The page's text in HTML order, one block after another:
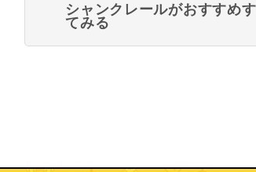
シャンクレールがおすすめ
てみる